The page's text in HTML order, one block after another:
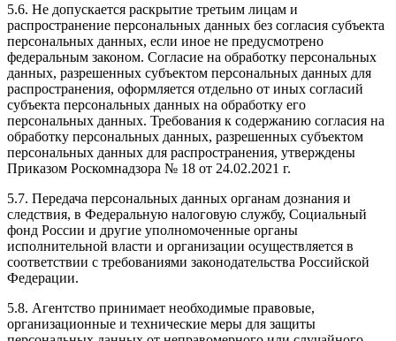
5.6. Не допускается раскрытие третьим лицам и
распространение персональных данных без согласия субъекта
персональных данных, если иное не предусмотрено
федеральным законом. Согласие на обработку персональных
данных, разрешенных субъектом персональных данных для
распространения, оформляется отдельно от иных согласий
субъекта персональных данных на обработку его
персональных данных. Требования к содержанию согласия на
обработку персональных данных, разрешенных субъектом
персональных данных для распространения, утверждены
Приказом Роскомнадзора № 18 от 24.02.2021 г.
5.7. Передача персональных данных органам дознания и
следствия, в Федеральную налоговую службу, Социальный
фонд России и другие уполномоченные органы
исполнительной власти и организации осуществляется в
соответствии с требованиями законодательства Российской
Федерации.
5.8. Агентство принимает необходимые правовые,
организационные и технические меры для защиты